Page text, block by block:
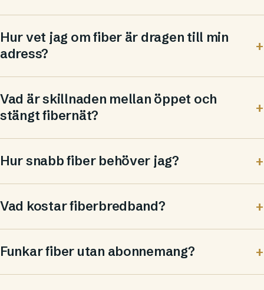
Hur vet jag om fiber är dragen till min
adress?
Vad är skillnaden mellan öppet och
stängt fibernät?
Hur snabb fiber behöver jag?
Vad kostar fiberbredband?
Funkar fiber utan abonnemang?